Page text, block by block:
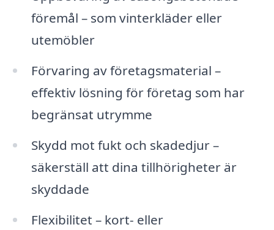
föremål – som vinterkläder eller
utemöbler
Förvaring av företagsmaterial –
effektiv lösning för företag som har
begränsat utrymme
Skydd mot fukt och skadedjur –
säkerställ att dina tillhörigheter är
skyddade
Flexibilitet – kort- eller